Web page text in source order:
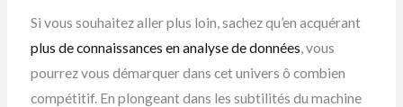
Si vous souhaitez aller plus loin, sachez qu’en acquérant
plus de connaissances en analyse de données, vous
pourrez vous démarquer dans cet univers ô combien
compétitif. En plongeant dans les subtilités du machine